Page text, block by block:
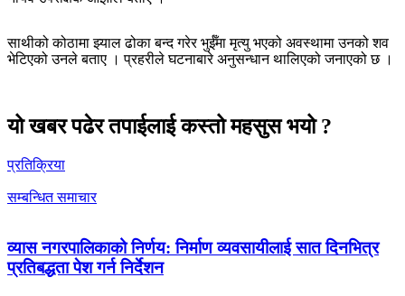
साथीको कोठामा झ्याल ढोका बन्द गरेर भुईँमा मृत्यु भएको अवस्थामा उनको शव
भेटिएको उनले बताए । प्रहरीले घटनाबारे अनुसन्धान थालिएको जनाएको छ ।
यो खबर पढेर तपाईलाई कस्तो महसुस भयो ?
प्रतिक्रिया
सम्बन्धित समाचार
व्यास नगरपालिकाको निर्णय: निर्माण व्यवसायीलाई सात दिनभित्र
प्रतिबद्धता पेश गर्न निर्देशन